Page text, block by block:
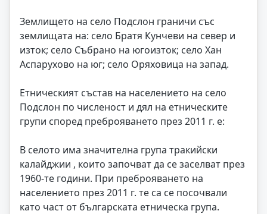
Землището на село Подслон граничи със
землищата на: село Братя Кунчеви на север и
изток; село Събрано на югоизток; село Хан
Аспарухово на юг; село Оряховица на запад.
Етническият състав на населението на село
Подслон по численост и дял на етническите
групи според преброяването през 2011 г. е:
В селото има значителна група тракийски
калайджии , които започват да се заселват през
1960-те години. При преброяването на
населението през 2011 г. те са се посочвали
като част от българската етническа група.